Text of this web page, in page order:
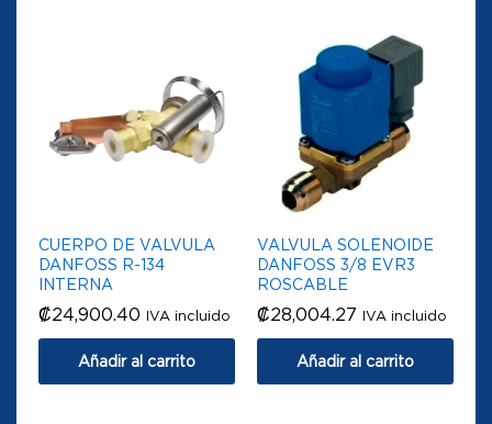
CUERPO DE VALVULA
DANFOSS R-134
INTERNA
₡24,900.40 IVA incluido
Añadir al carrito
VALVULA SOLENOIDE
DANFOSS 3/8 EVR3
ROSCABLE
₡28,004.27 IVA incluido
Añadir al carrito